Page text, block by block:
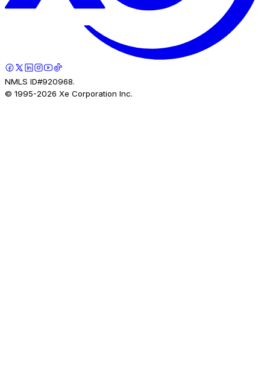
NMLS ID#920968.
© 1995-2026 Xe Corporation Inc.